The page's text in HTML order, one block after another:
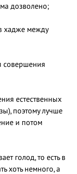
дозволено;
хадже между
совершения
естественных
поэтому лучше
и потом
голод, то есть в
хоть немного, а